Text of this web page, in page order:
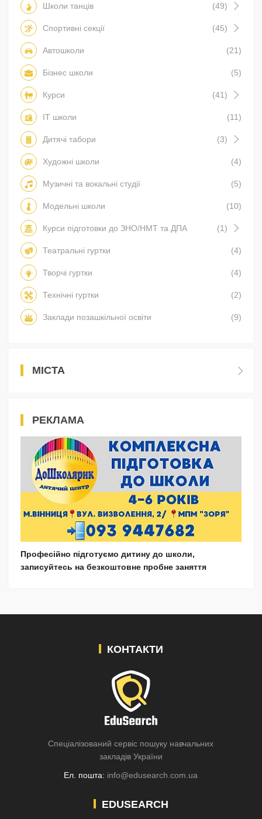
Школи танців (49)
Спортивні секції (45)
Автошколи (21)
Бізнес школи (5)
Курси (41)
IT школи (11)
Дитячі табори (3)
Художні школи (4)
Музичні та вокальні студії (5)
Модельні школи (10)
Курси підготовки до ЗНО/НМТ та ДПА (1)
Театральні гуртки (4)
Творчі гуртки (4)
Технічні гуртки (2)
Заклади позашкільної освіти (9)
МІСТА
РЕКЛАМА
Професійно підготуємо дитину до школи,
записуйтесь на безкоштовне пробне заняття
КОНТАКТИ
Спеціалізований сервіс пошуку навчальних
закладів України
Ел. пошта: info@edusearch.com.ua
EDUSEARCH